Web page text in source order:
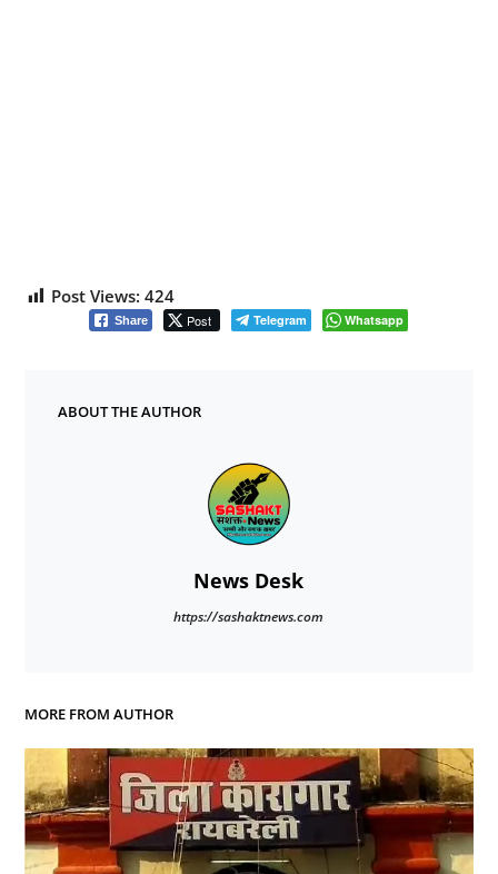
Post Views: 424
Share Post Telegram Whatsapp
ABOUT THE AUTHOR
News Desk
https://sashaktnews.com
MORE FROM AUTHOR